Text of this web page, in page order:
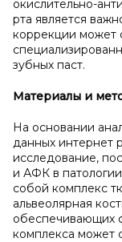
окислительно-
рта является
коррекции может
зубных паст.
Материалы и
На основании
данных интернет
исследование,
и АФК в
собой комплекс
альвеолярная
обеспечивающих
комплекса может